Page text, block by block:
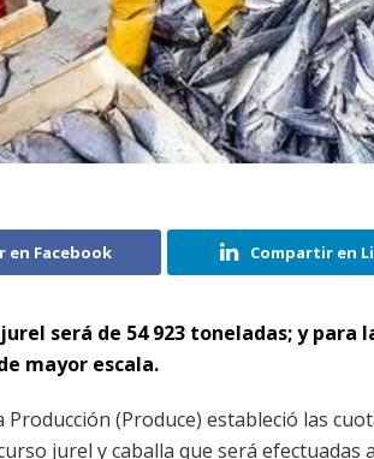
en Facebook Compartir en
será de 54 923 toneladas; y para
mayor escala.
Producción (Produce) estableció las
jurel y caballa que será efectuadas